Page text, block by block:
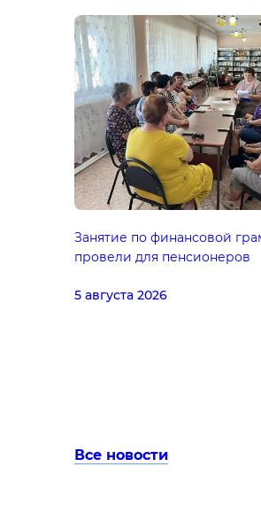
Занятие по финансовой
провели для пенсионеров
5 августа 2026
Все новости